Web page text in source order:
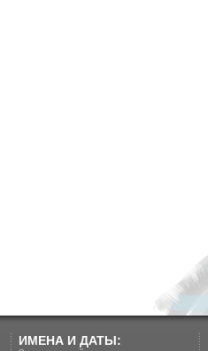
ИМЕНА И ДАТЫ: